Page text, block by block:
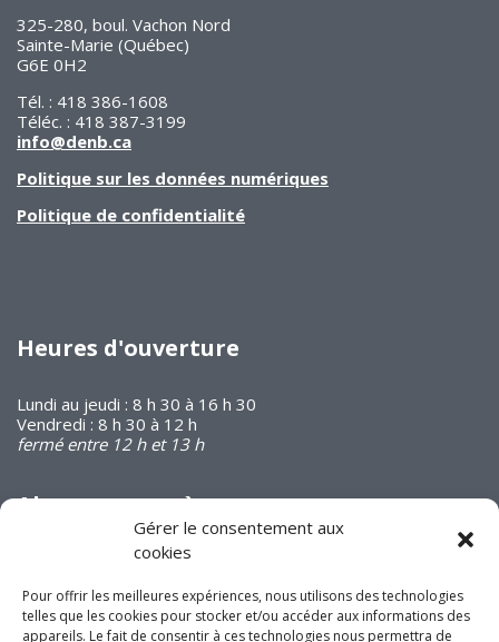
Gérer le consentement aux
cookies
Pour offrir les meilleures expériences, nous utilisons des technologies
telles que les cookies pour stocker et/ou accéder aux informations des
appareils. Le fait de consentir à ces technologies nous permettra de
325-280, boul. Vachon Nord
Sainte-Marie (Québec)
G6E 0H2
Tél. : 418 386-1608
Téléc. : 418 387-3199
info@denb.ca
Politique sur les données numériques
Politique de confidentialité
Heures d'ouverture
Lundi au jeudi : 8 h 30 à 16 h 30
Vendredi : 8 h 30 à 12 h
fermé entre 12 h et 13 h
Abonnez-vous à
notre infolettre